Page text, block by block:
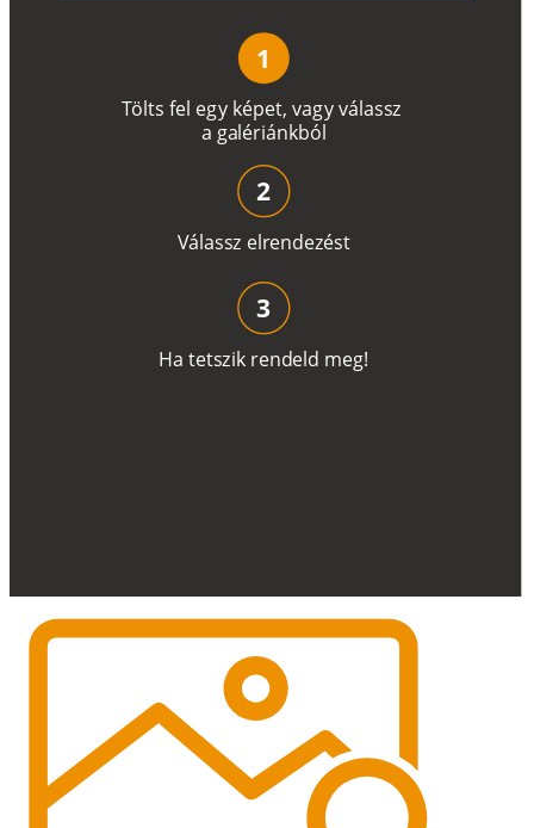
Tölts fel egy képet, vagyválassz
a galériánkból
1
Válassz elrendezést
2
Ha tetszik rendeld meg!
3